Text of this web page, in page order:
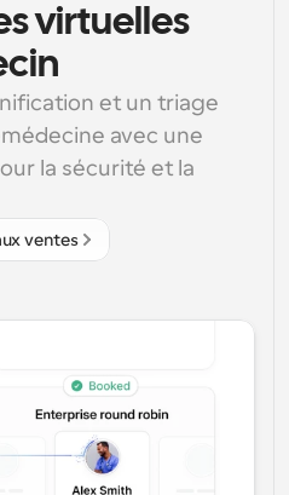
virtuelles
et un triage
avec une
la sécurité et la
ventes